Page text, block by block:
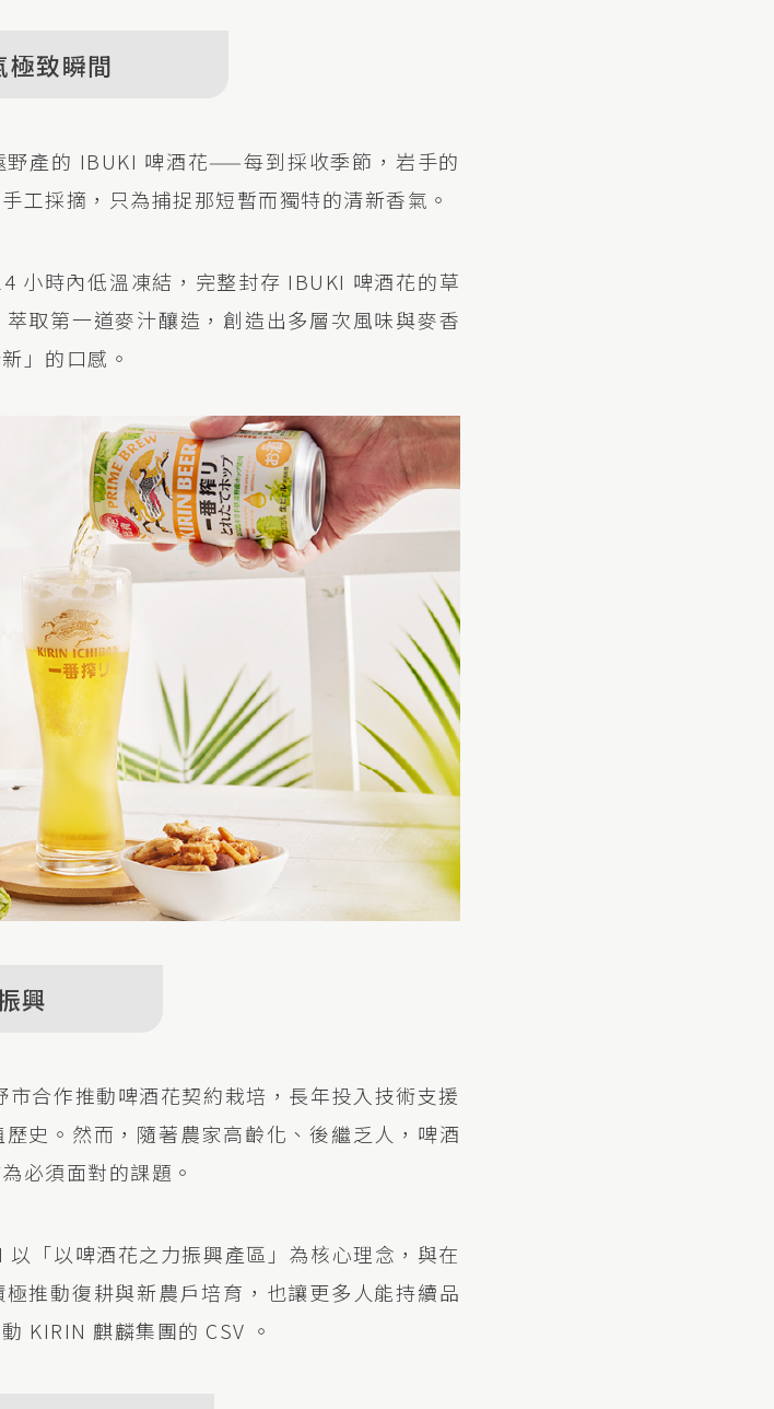
致瞬間
產的 IBUKI 啤酒花——每到採收季節，岩手的
工採摘，只為捕捉那短暫而獨特的清新香氣。
小時內低溫凍結，完整封存 IBUKI 啤酒花的草
取第一道麥汁釀造，創造出多層次風味與麥香
」的口感。
興
合作推動啤酒花契約栽培，長年投入技術支援
史。然而，隨著農家高齡化、後繼乏人，啤酒
必須面對的課題。
「以啤酒花之力振興產區」為核心理念，與在
推動復耕與新農戶培育，也讓更多人能持續品
KIRIN 麒麟集團的 CSV 。